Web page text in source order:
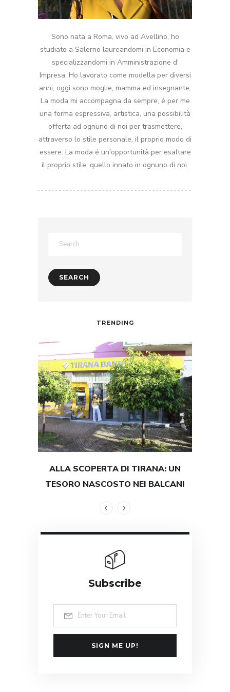
Sono nata a Roma, vivo ad Avellino, ho
studiato a Salerno laureandomi in Economia e
specializzandomi in Amministrazione d'
Impresa. Ho lavorato come modella per diversi
anni, oggi sono moglie, mamma ed insegnante.
La moda mi accompagna da sempre, é per me
una forma espressiva, artistica, una possibilità
offerta ad ognuno di noi per trasmettere,
attraverso lo stile personale, il proprio modo di
essere. La moda é un'opportunità per esaltare
il proprio stile, quello innato in ognuno di noi.
TRENDING
ALLA SCOPERTA DI TIRANA: UN
TESORO NASCOSTO NEI BALCANI
Subscribe
SIGN ME UP!